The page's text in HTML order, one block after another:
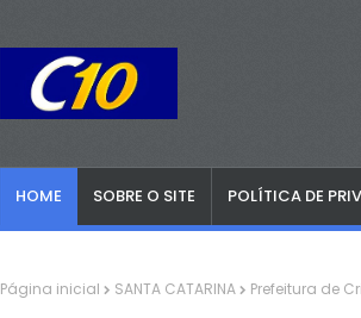
HOME SOBRE O SITE POLÍTICA DE
Página inicial SANTA CATARINA Prefeitura de